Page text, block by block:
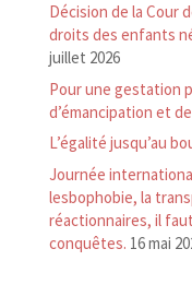
Décision de la Cour
droits des enfants
juillet 2026
Pour une gestation
d’émancipation et
L’égalité jusqu’au
Journée
lesbophobie, la
réactionnaires, il
conquêtes. 16 mai